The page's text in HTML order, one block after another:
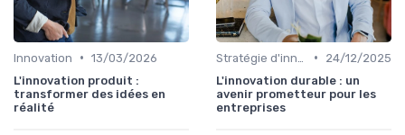
Innovation • 13/03/2026
L'innovation produit :
transformer des idées en
réalité
•
24/12/2025
L'innovation durable : un
avenir prometteur pour les
entreprises